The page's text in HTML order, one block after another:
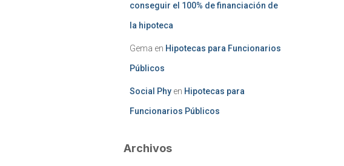
conseguir el 100% de financiación de
la hipoteca
Gema en Hipotecas para Funcionarios
Públicos
Social Phyen Hipotecas para
Funcionarios Públicos
Archivos